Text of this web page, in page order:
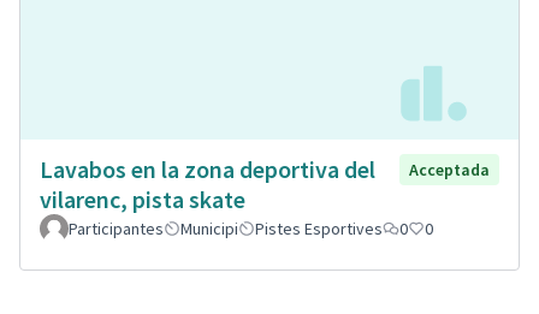
Lavabos en la zona deportiva del
vilarenc, pista skate
Acceptada
Participantes Municipi Pistes Esportives 0 0